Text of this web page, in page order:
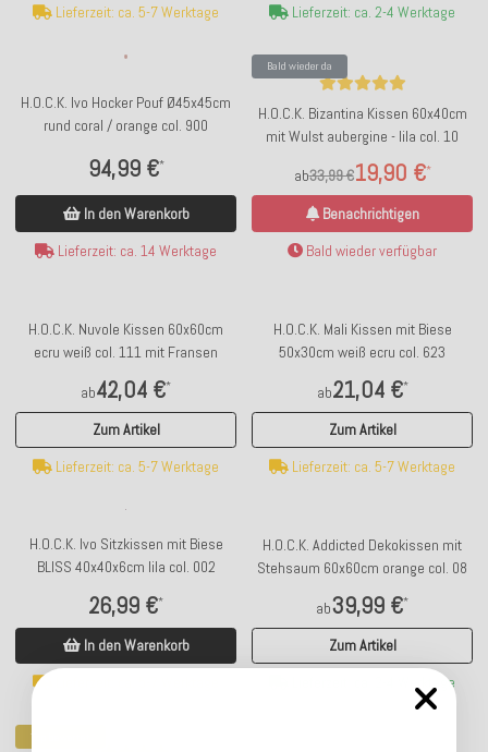
Lieferzeit: ca. 5-7 Werktage
Lieferzeit: ca. 2-4 Werktage
H.O.C.K. Ivo Hocker Pouf Ø45x45cm
rund coral / orange col. 900
94,99 €*
In den Warenkorb
Lieferzeit: ca. 14 Werktage
Bald wieder da
H.O.C.K. Bizantina Kissen 60x40cm
mit Wulst aubergine - lila col. 10
ab 19,90 €*
33,99 €
Benachrichtigen
Bald wieder verfügbar
H.O.C.K. Nuvole Kissen 60x60cm
ecru weiß col. 111 mit Fransen
ab42,04 €*
Zum Artikel
Lieferzeit: ca. 5-7 Werktage
H.O.C.K. Mali Kissen mit Biese
50x30cm weiß ecru col. 623
ab21,04 €*
Zum Artikel
Lieferzeit: ca. 5-7 Werktage
H.O.C.K. Ivo Sitzkissen mit Biese
BLISS 40x40x6cm lila col. 002
26,99 €*
In den Warenkorb
H.O.C.K. Addicted Dekokissen mit
Stehsaum 60x60cm orange col. 08
ab39,99 €*
Zum Artikel
Lieferzeit: ca. 2-4 Werktage
Top bewertet